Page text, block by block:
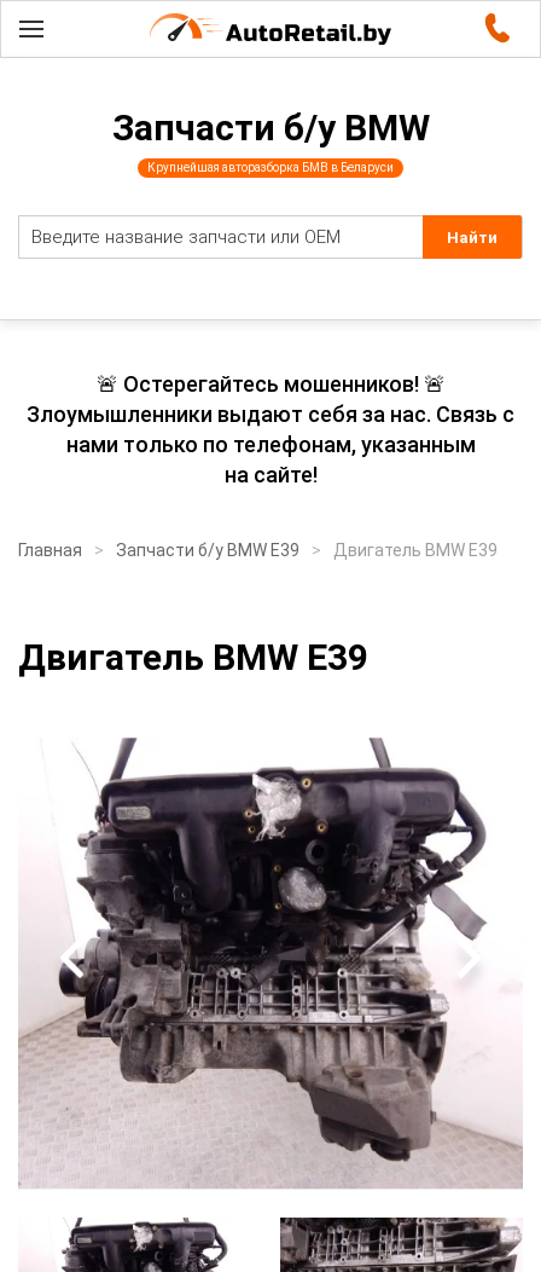
Запчасти б/у BMW
Крупнейшая авторазборка БМВ в Беларуси
🚨 Остерегайтесь мошенников! 🚨
Злоумышленники выдают себя за нас. Связь с
нами только по телефонам, указанным
на сайте!
Главная Запчасти б/у BMW E39 Двигатель BMW E39
Двигатель BMW E39